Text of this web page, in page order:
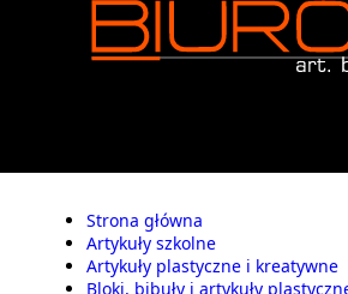
Strona główna
Artykuły szkolne
Artykuły plastyczne i kreatywne
Bloki, bibuły i artykuły